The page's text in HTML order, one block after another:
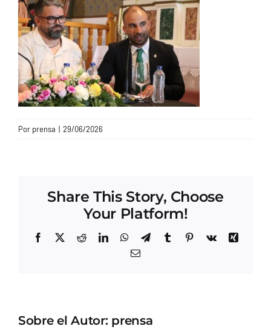
CONTACTO
Por prensa | 29/06/2026
Share This Story, Choose
Your Platform!
Facebook
X RedditLinkedInWhatsApp
TelegramTumblrPinterest
Vk
Xing
Correo
Sobre el Autor: prensa